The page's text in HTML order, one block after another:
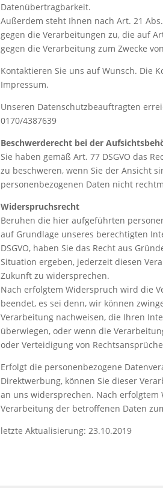
Datenübertragbarkeit.
Außerdem steht Ihnen nach Art. 21
gegen die Verarbeitungen zu, die auf
gegen die Verarbeitung zum Zwecke
Kontaktieren Sie uns auf Wunsch. Die
Impressum.
Unseren Datenschutzbeauftragten
0170/4387639
Beschwerderecht bei der
Sie haben gemäß Art. 77 DSGVO das
zu beschweren, wenn Sie der Ansicht
personenbezogenen Daten nicht
Widerspruchsrecht
Beruhen die hier aufgeführten
auf Grundlage unseres berechtigten
DSGVO, haben Sie das Recht aus
Situation ergeben, jederzeit diesen
Zukunft zu widersprechen.
Nach erfolgtem Widerspruch wird die
beendet, es sei denn, wir können
Verarbeitung nachweisen, die Ihren
überwiegen, oder wenn die
oder Verteidigung von
Erfolgt die personenbezogene
Direktwerbung, können Sie dieser
an uns widersprechen. Nach
Verarbeitung der betroffenen Daten
letzte Aktualisierung: 23.10.2019